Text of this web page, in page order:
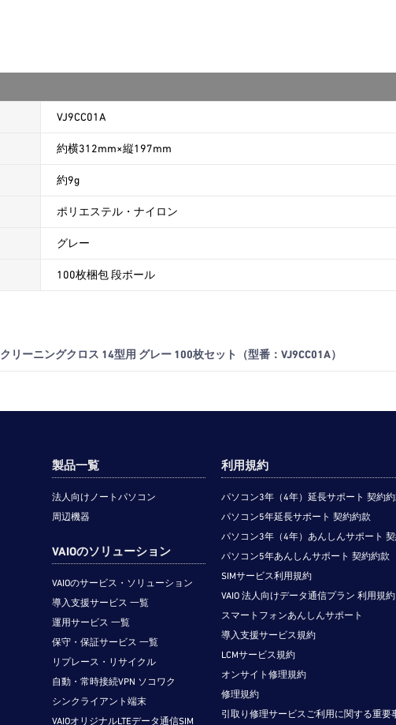
VJ9CC01A
約横312mm×縦197mm
約9g
ポリエステル・ナイロン
グレー
100枚梱包 段ボール
クリーニングクロス 14型用 グレー 100枚セット（型番：VJ9CC01A）
製品一覧
法人向けノートパソコン
周辺機器
VAIOのソリューション
VAIOのサービス・ソリューション
導入支援サービス 一覧
運用サービス 一覧
保守・保証サービス 一覧
リプレース・リサイクル
自動・常時接続VPN ソコワク
シンクライアント端末
VAIOオリジナルLTEデータ通信SIM
利用規約
パソコン3年（4年）延長サポート 契約
パソコン5年延長サポート 契約約款
パソコン3年（4年）あんしんサポート
パソコン5年あんしんサポート 契約約款
SIMサービス利用規約
VAIO 法人向けデータ通信プラン 利用規約
スマートフォンあんしんサポート
導入支援サービス規約
LCMサービス規約
オンサイト修理規約
修理規約
引取り修理サービスご利用に関する重要